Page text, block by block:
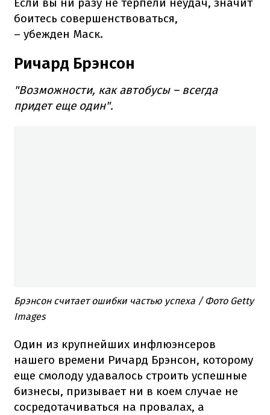
Если вы ни разу не терпели неудач, значит
боитесь совершенствоваться,
– убежден Маск.
Ричард Брэнсон
"Возможности, как автобусы – всегда
придет еще один​".
Брэнсон считает ошибки частью успеха​ / Фото Getty
Images
Один из крупнейших инфлюэнсеров
нашего времени Ричард Брэнсон, которому
еще смолоду удавалось строить успешные
бизнесы, призывает ни в коем случае не
сосредотачиваться на провалах, а